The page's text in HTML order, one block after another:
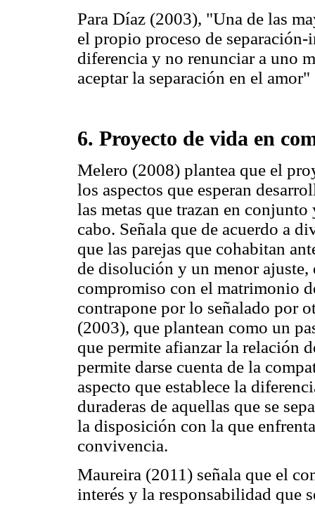
Para Díaz (2003), "Una de las
el propio proceso de
diferencia y no renunciar a uno
aceptar la separación en el
6. Proyecto de vida en
Melero (2008) plantea que el
los aspectos que esperan
las metas que trazan en
cabo. Señala que de acuerdo a
que las parejas que cohabitan
de disolución y un menor
compromiso con el matrimonio
contrapone por lo señalado por
(2003), que plantean como un
que permite afianzar la relación
permite darse cuenta de la
aspecto que establece la
duraderas de aquellas que se
la disposición con la que
convivencia.
Maureira (2011) señala que el
interés y la responsabilidad que